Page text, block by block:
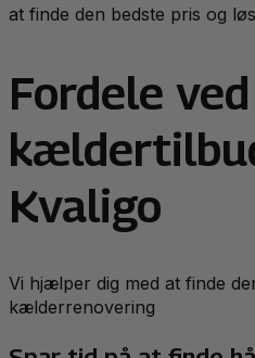
at finde den bedste pris og
Fordele
Kvaligo
Vi hjælper dig med at finde
kælderrenovering